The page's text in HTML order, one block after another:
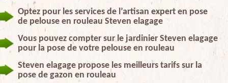
Optez pour les services de l’artisan expert en pose
de pelouse en rouleau Steven elagage
Vous pouvez compter sur le jardinier Steven elagage
pour la pose de votre pelouse en rouleau
Steven elagage propose les meilleurs tarifs sur la
pose de gazon en rouleau